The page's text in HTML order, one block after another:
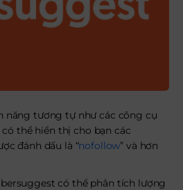
năng tương tự như các công cụ
thể hiển thị cho bạn các
đánh dấu là “nofollow” và hơn
có thể phân tích lượng